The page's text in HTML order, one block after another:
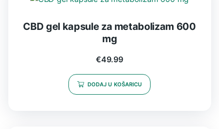
CBD gel kapsule za metabolizam 600
mg
€49.99
DODAJ U KOŠARICU